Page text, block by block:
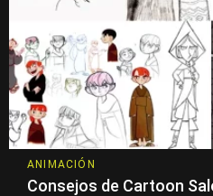
ANIMACIÓN
Consejos de Cartoon